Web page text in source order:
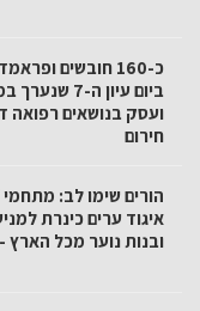
כ-160 חובשים
ביום עיון ה-
ועסק בנושאים רפואה
חירום
הורים שימו לב:
איגוד ערים כינרת
ובנות נוער מכל